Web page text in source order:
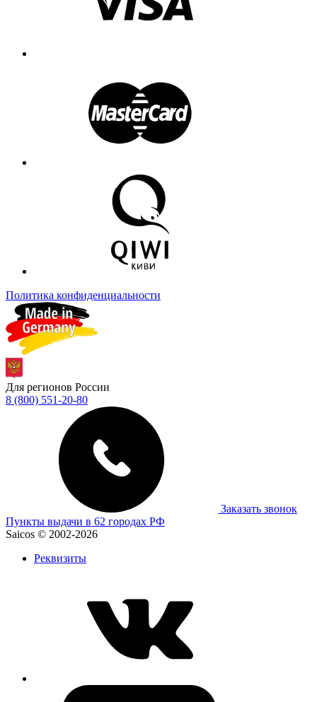
Политика конфиденциальности
Для регионов России
8 (800) 551-20-80
Заказать звонок
Пункты выдачи в 62 городах РФ
Saicos © 2002-2026
Реквизиты